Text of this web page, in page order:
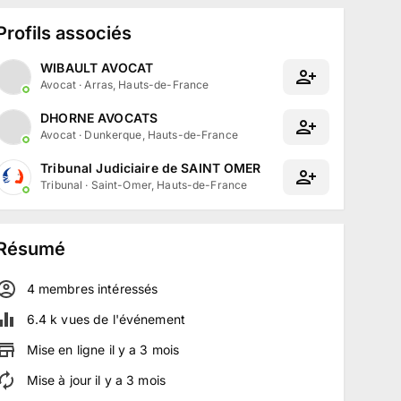
associés
WIBAULT AVOCAT
Avocat ·Arras, Hauts-de-France
DHORNE AVOCATS
Avocat · Dunkerque, Hauts-de-France
Tribunal Judiciaire de SAINT OMER
Tribunal · Saint-Omer, Hauts-de-France
4membresintéressés
6.4 k vues de l'événement
Mise en ligne il y a 3 mois
Mise à jour il y a 3 mois